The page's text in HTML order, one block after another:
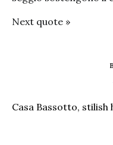
Next quote »
Casa Bassotto, stilish